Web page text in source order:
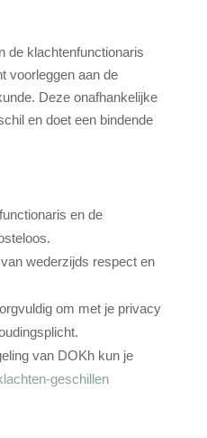
de klachtenfunctionaris
voorleggen aan de
Deze onafhankelijke
en doet een bindende
en de
wederzijds respect en
om met je privacy
van DOKh kun je
geschillen